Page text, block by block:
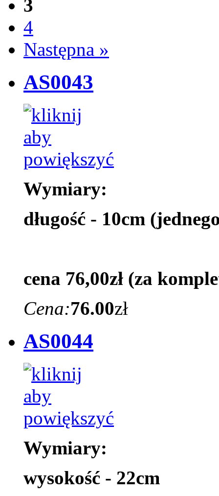
3
4
Następna »
AS0043
Wymiary:
długość - 10cm
cena 76,00zł (za
Cena:76.00zł
AS0044
Wymiary:
wysokość - 22cm